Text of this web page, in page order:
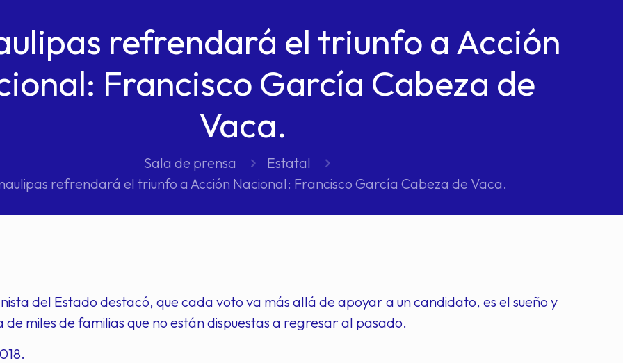
refrendará el triunfo a Acción
Francisco García Cabeza de
Vaca.
Sala de prensa
Estatal
refrendará el triunfo a Acción Nacional: Francisco García Cabeza de Vaca.
del Estado destacó, que cada voto va más allá de apoyar a un candidato, es el sueño y
de miles de familias que no están dispuestas a regresar al pasado.